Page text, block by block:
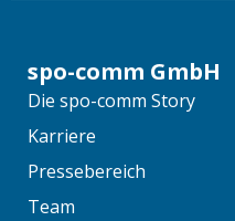
spo-comm GmbH
Die spo-comm Story
Karriere
Pressebereich
Team